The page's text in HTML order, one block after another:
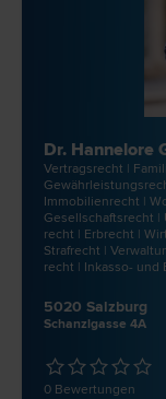
Dr. Hannelore
Vertrags­recht |
Immobilien­recht |
Gesellschafts­recht
recht | Erb­recht |
Straf­recht |
recht | Inkasso- und
5020 Salzburg
Schanzlgasse 4A
0 Bewertungen